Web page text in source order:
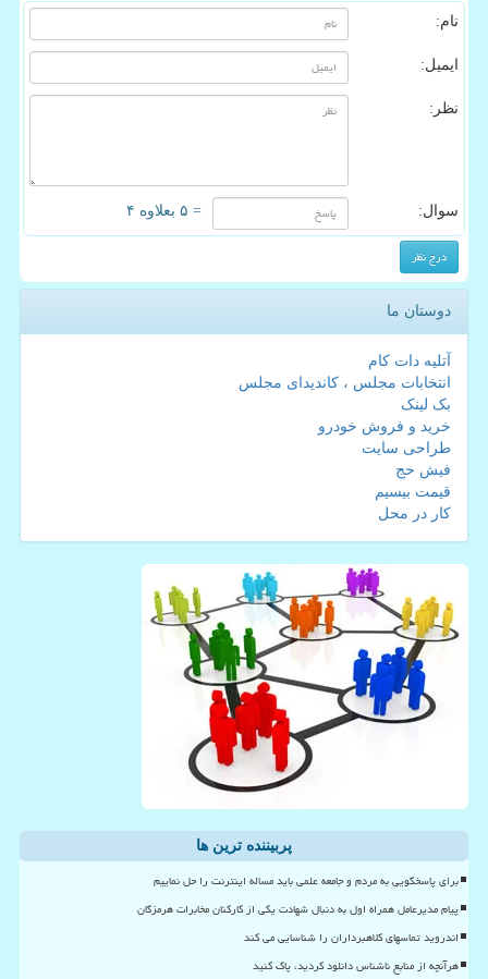
نام:
ایمیل:
نظر:
سوال: = ۵ بعلاوه ۴
دوستان ما
آتلیه دات کام
انتخابات مجلس ، کاندیدای مجلس
بک لینک
خرید و فروش خودرو
طراحی سایت
فیش حج
قیمت بیسیم
کار در محل
پربیننده ترین ها
برای پاسخگویی به مردم و جامعه علمی باید مساله اینترنت را حل نماییم
پیام مدیرعامل همراه اول به دنبال شهادت یکی از کارکنان مخابرات هرمزگان
اندروید تماسهای کلاهبرداران را شناسایی می کند
هرآنچه از منابع ناشناس دانلود کردید، پاک کنید